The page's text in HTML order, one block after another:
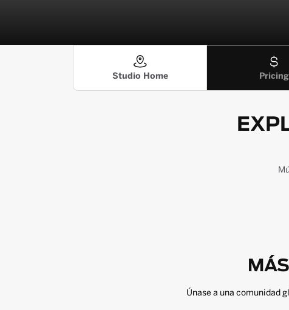
Studio Home Pricing
Únase a una comunidad